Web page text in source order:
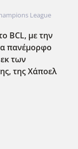
League
BCL, με την
πανέμορφο
των
της Χάποελ